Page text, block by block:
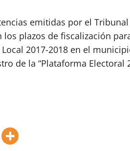
emitidas por el
los plazos de fiscalización
2017-2018 en el
de la “Plataforma Electoral